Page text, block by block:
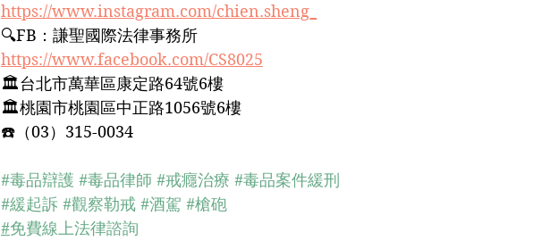
https://www.instagram.com/chien.sheng_
🔍FB：謙聖國際法律事務所﻿
https://www.facebook.com/CS8025
🏛台北市萬華區康定路64號6樓﻿
🏛桃園市桃園區中正路1056號6樓﻿
☎️（03）315-0034﻿
#毒品辯護 #毒品律師 #戒癮治療 #毒品案件緩刑
#緩起訴 #觀察勒戒 #酒駕 #槍砲
#免費線上法律諮詢